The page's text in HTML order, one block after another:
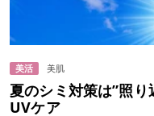
美活 美肌
夏のシミ対策は”照
UVケア